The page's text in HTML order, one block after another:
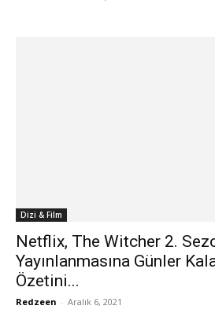
Dizi & Film
Netflix, The Witcher 2.
Yayınlanmasına Günler
Özetini...
Redzeen - Aralık 6, 2021